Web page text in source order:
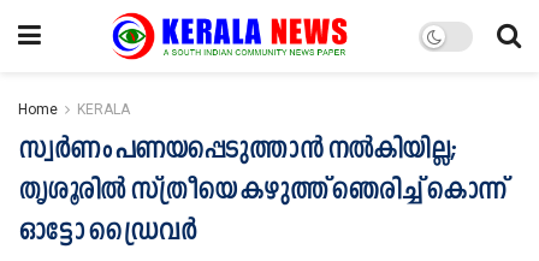
Home KERALA
സ്വര്‍ണം പണയപ്പെടുത്താന്‍ നല്‍കിയില്ല;
തൃശൂരില്‍ സ്ത്രീയെ കഴുത്ത് ഞെരിച്ച് കൊന്ന്
ഓട്ടോ ഡ്രൈവര്‍